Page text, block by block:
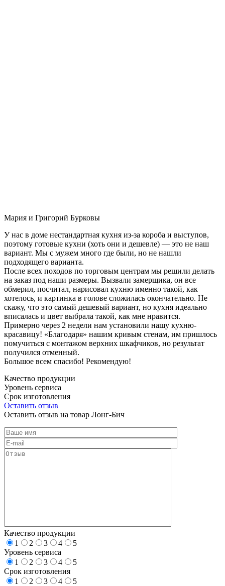
Мария и Григорий Бурковы
У нас в доме нестандартная кухня из-за короба и выступов,
поэтому готовые кухни (хоть они и дешевле) — это не наш
вариант. Мы с мужем много где были, но не нашли
подходящего варианта.
После всех походов по торговым центрам мы решили делать
на заказ под наши размеры. Вызвали замерщика, он все
обмерил, посчитал, нарисовал кухню именно такой, как
хотелось, и картинка в голове сложилась окончательно. Не
скажу, что это самый дешевый вариант, но кухня идеально
вписалась и цвет выбрала такой, как мне нравится.
Примерно через 2 недели нам установили нашу кухню-
красавицу! «Благодаря» нашим кривым стенам, им пришлось
помучиться с монтажом верхних шкафчиков, но результат
получился отменный.
Большое всем спасибо! Рекомендую!
Качество продукции
Уровень сервиса
Срок изготовления
Оставить отзыв
Оставить отзыв на товар Лонг-Бич
Качество продукции
1
2 3 4
5
Уровень сервиса
1
2 3 4
5
Срок изготовления
1
2 3 4
5